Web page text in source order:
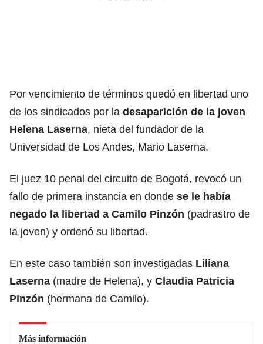
Por vencimiento de términos quedó en libertad uno
de los sindicados por la desaparición de la joven
Helena Laserna, nieta del fundador de la
Universidad de Los Andes, Mario Laserna.
El juez 10 penal del circuito de Bogotá, revocó un
fallo de primera instancia en donde se le había
negado la libertad a Camilo Pinzón (padrastro de
la joven) y ordenó su libertad.
En este caso también son investigadas Liliana
Laserna (madre de Helena), y Claudia Patricia
Pinzón (hermana de Camilo).
Más información